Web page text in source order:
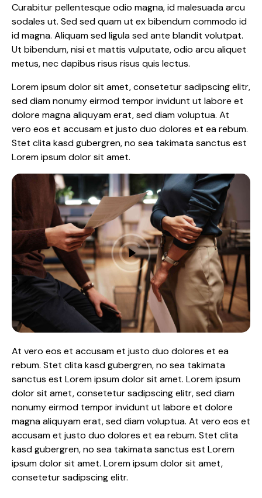
Curabitur pellentesque odio magna, id malesuada arcu
sodales ut. Sed sed quam ut ex bibendum commodo id
id magna. Aliquam sed ligula sed ante blandit volutpat.
Ut bibendum, nisi et mattis vulputate, odio arcu aliquet
metus, nec dapibus risus risus quis lectus.
Lorem ipsum dolor sit amet, consetetur sadipscing elitr,
sed diam nonumy eirmod tempor invidunt ut labore et
dolore magna aliquyam erat, sed diam voluptua. At
vero eos et accusam et justo duo dolores et ea rebum.
Stet clita kasd gubergren, no sea takimata sanctus est
Lorem ipsum dolor sit amet.
At vero eos et accusam et justo duo dolores et ea
rebum. Stet clita kasd gubergren, no sea takimata
sanctus est Lorem ipsum dolor sit amet. Lorem ipsum
dolor sit amet, consetetur sadipscing elitr, sed diam
nonumy eirmod tempor invidunt ut labore et dolore
magna aliquyam erat, sed diam voluptua. At vero eos et
accusam et justo duo dolores et ea rebum. Stet clita
kasd gubergren, no sea takimata sanctus est Lorem
ipsum dolor sit amet. Lorem ipsum dolor sit amet,
consetetur sadipscing elitr.